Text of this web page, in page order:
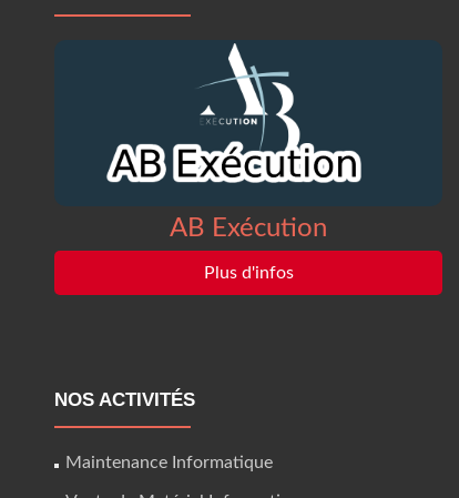
AB Exécution
Plus d'infos
NOS ACTIVITÉS
Maintenance Informatique